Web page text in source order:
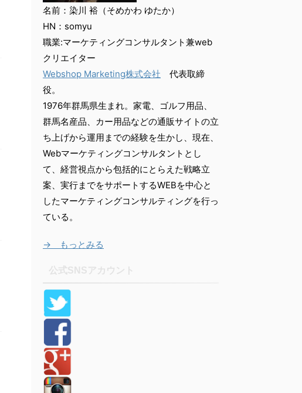
名前：染川 裕（そめかわ ゆたか）
HN：somyu
職業:マーケティングコンサルタント兼web
クリエイター
Webshop Marketing株式会社 代表取締
役。
1976年群馬県生まれ。家電、ゴルフ用品、
群馬名産品、カー用品などの通販サイトの立
ち上げから運用までの経験を生かし、現在、
Webマーケティングコンサルタントとし
て、経営視点から包括的にとらえた戦略立
案、実行までをサポートするWEBを中心と
したマーケティングコンサルティングを行っ
ている。
→ もっとみる